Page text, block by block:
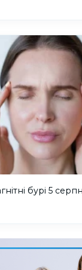
бурі 5